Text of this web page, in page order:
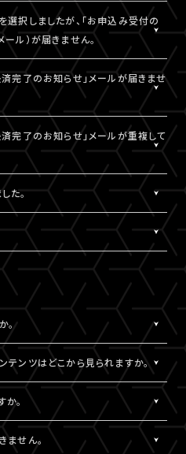
い可能性もございますので、必ず、
報」よりご確認ください。
とめて発送することはできません。
。
番号の異なる商品をまとめて、また
ません。
選択しましたが、「お申込み受付の
ール）が届きません。
、「お申込み受付のお知らせ」メー
にご登録のA!-ID（メールアドレ
メインから配信しております。
け・受信拒否されていないかご確
れば、「マイページ」内「グッズ購
ので、ご確認ください。
済完了のお知らせ」メールが届きませ
、LIVESHIPにご登録のA!-ID（メー
】ドメインから配信しておりま
り分け・受信拒否されていないかご
ルが届いていない場合は、「マイペ
確認ください。
済完了のお知らせ」メールが重複して
が2通以上届いた場合、誤ってグッズ
能性がございます。
ご連絡ください。
た。
え、商品到着後14日以内に下記よ
関して
ビスで使える・貯める事ができる
となり、商品代金以外の送料/手
対象外です。
週間で加算されます。
与履歴については
A!-IDサイト
にロ
認いただけます。
用はできません。A!-POINT・A!-ID
きません。
。
期間限定コンテンツをお楽しみいた
いる配信に限り、対象の視聴チケッ
利用・閲覧することができます。
別によりコミュニティ機能の有無は
テンツはどこから見られますか。
A!-ID（メールアドレス）とパスワー
ージ内「スペシャル」から閲覧する
。
期間限定コンテンツをお楽しみいた
ツに対して、コメントやリアクショ
ません。